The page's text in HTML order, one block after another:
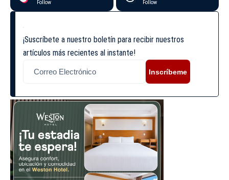
Follow Follow
¡Suscríbete a nuestro boletín para recibir nuestros
artículos más recientes al instante!
Inscríbeme